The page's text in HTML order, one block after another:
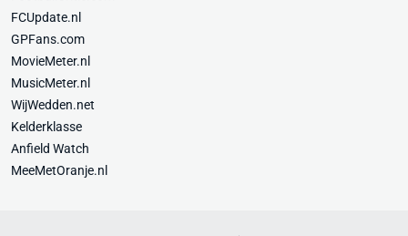
FCUpdate.nl
GPFans.com
MovieMeter.nl
MusicMeter.nl
WijWedden.net
Kelderklasse
Anfield Watch
MeeMetOranje.nl